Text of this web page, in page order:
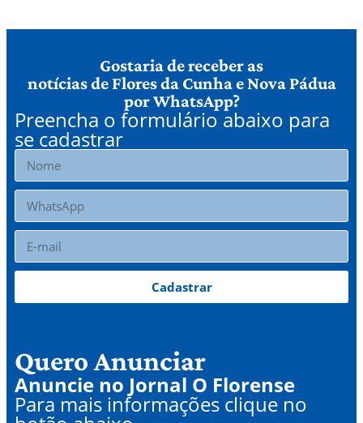
Gostaria de receber as
notícias de Flores da Cunha e Nova Pádua
por WhatsApp?
Preencha o formulário abaixo para
se cadastrar
Cadastrar
Quero Anunciar
Anuncie no Jornal O Florense
Para mais informações clique no